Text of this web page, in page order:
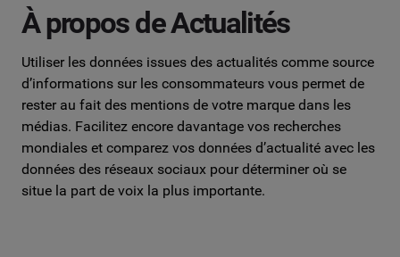
À propos de Actualités
Utiliser les données issues des actualités comme source
d’informations sur les consommateurs vous permet de
rester au fait des mentions de votre marque dans les
médias. Facilitez encore davantage vos recherches
mondiales et comparez vos données d’actualité avec les
données des réseaux sociaux pour déterminer où se
situe la part de voix la plus importante.